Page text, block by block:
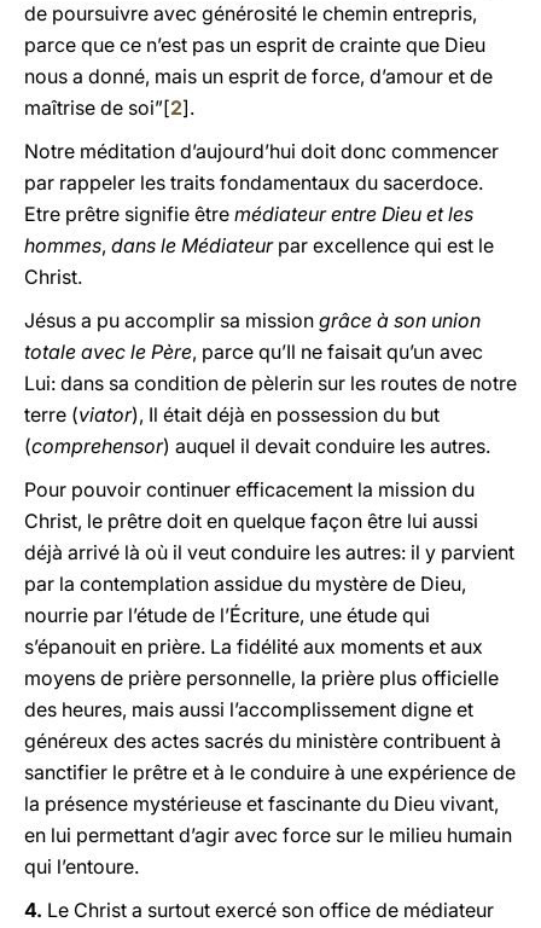
de poursuivre avec générosité le chemin entrepris,
parce que ce n’est pas un esprit de crainte que Dieu
nous a donné, mais un esprit de force, d’amour et de
maîtrise de soi”[2].
Notre méditation d’aujourd’hui doit donc commencer
par rappeler les traits fondamentaux du sacerdoce.
Etre prêtre signifie être médiateur entre Dieu et les
hommes, dans le Médiateurpar excellence qui est le
Christ.
Jésus a pu accomplir sa mission grâce à son union
totale avec le Père, parce qu’Il ne faisait qu’un avec
Lui: dans sa condition de pèlerin sur les routes de notre
terre (viator), Il était déjà en possession du but
(comprehensor) auquel il devait conduire les autres.
Pour pouvoir continuer efficacement la mission du
Christ, le prêtre doit en quelque façon être lui aussi
déjà arrivé là où il veut conduire les autres: il y parvient
par la contemplation assidue du mystère de Dieu,
nourrie par l’étude de l’Écriture, une étude qui
s’épanouit en prière. La fidélité aux moments et aux
moyens de prière personnelle, la prière plus officielle
des heures, mais aussi l’accomplissement digne et
généreux des actes sacrés du ministère contribuent à
sanctifier le prêtre et à le conduire à une expérience de
la présence mystérieuse et fascinante du Dieu vivant,
en lui permettant d’agir avec force sur le milieu humain
qui l’entoure.
4. Le Christ a surtout exercé son office de médiateur